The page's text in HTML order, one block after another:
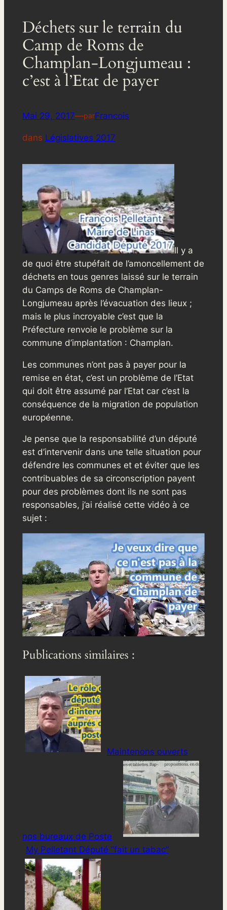
Déchets sur le terrain du
Camp de Roms de
Champlan-Longjumeau :
c’est à l’Etat de payer
Mai 29, 2017—parFrancois
dans Législatives 2017
Il y a
de quoi être stupéfait de l’amoncellement de
déchets en tous genres laissé sur le terrain
du Camps de Roms de Champlan-
Longjumeau après l’évacuation des lieux ;
mais le plus incroyable c’est que la
Préfecture renvoie le problème sur la
commune d’implantation : Champlan.
Les communes n’ont pas à payer pour la
remise en état, c’est un problème de l’Etat
qui doit être assumé par l’Etat car c’est la
conséquence de la migration de population
européenne.
Je pense que la responsabilité d’un député
est d’intervenir dans une telle situation pour
défendre les communes et et éviter que les
contribuables de sa circonscription payent
pour des problèmes dont ils ne sont pas
responsables, j’ai réalisé cette vidéo à ce
sujet :
Publications similaires :
Maintenons ouverts
nos bureaux de Poste
My Pelletant Député “fait un tabac”